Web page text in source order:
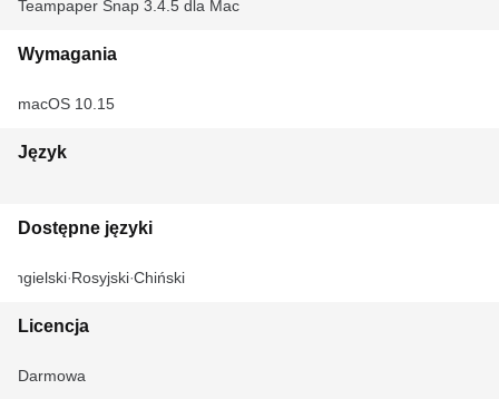
Teampaper Snap 3.4.5 dla Mac
Wymagania
macOS 10.15
Język
Dostępne języki
Angielski Rosyjski Chiński
Licencja
Darmowa